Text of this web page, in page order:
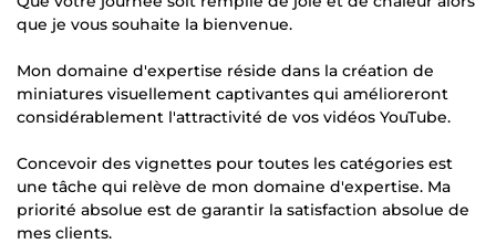
que je vous souhaite la bienvenue.
Mon domaine d'expertise réside dans la création de
miniatures visuellement captivantes qui amélioreront
considérablement l'attractivité de vos vidéos YouTube.
Concevoir des vignettes pour toutes les catégories est
une tâche qui relève de mon domaine d'expertise. Ma
priorité absolue est de garantir la satisfaction absolue de
mes clients.